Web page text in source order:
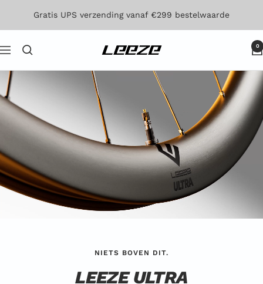
inhoud
Gratis UPS verzending vanaf €299 bestelwaarde
Navigatie Leeze 0
NIETS BOVEN DIT.
LEEZE ULTRA